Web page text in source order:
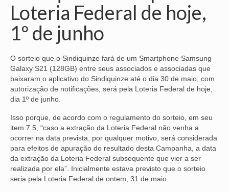
QUEM SOMOS
NOSSA HISTÓRIA
SUBSEDES
ARAÇATUBA
BAURU
PRESIDENTE PRUDENTE
RIBEIRÃO PRETO
SÃO JOSÉ DOS CAMPOS
SÃO JOSÉ DO RIO PRETO
Loteria Federal de hoje,
1º de junho
O sorteio que o Sindiquinze fará de um Smartphone Samsung
Galaxy S21 (128GB) entre seus associados e associadas que
baixaram o aplicativo do Sindiquinze até o dia 30 de maio, com
autorização de notificações, será pela Loteria Federal de hoje,
dia 1º de junho.
Isso porque, de acordo com o regulamento do sorteio, em seu
item 7.5, “caso a extração da Loteria Federal não venha a
ocorrer na data prevista, por qualquer motivo, será considerada
para efeitos de apuração do resultado desta Campanha, a data
da extração da Loteria Federal subsequente que vier a ser
realizada por ela”. Inicialmente estava previsto que o sorteio
seria pela Loteria Federal de ontem, 31 de maio.